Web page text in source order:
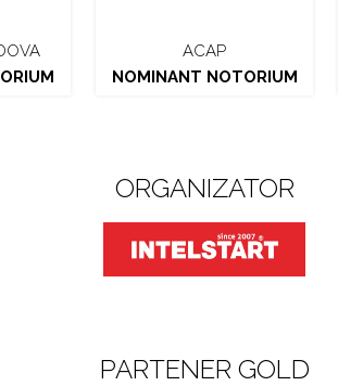
ACAP
NOMINANT NOTORIUM
ORGANIZATOR
PARTENER GOLD